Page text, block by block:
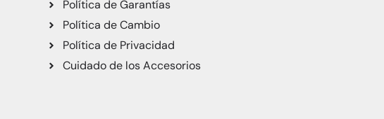
Política de Garantías
Política de Cambio
Política de Privacidad
Cuidado de los Accesorios